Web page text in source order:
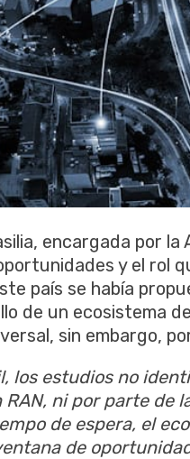
encargada por
y el rol
país se había
de un ecosistema
sin embargo,
los estudios no
RAN, ni por parte de
de espera, el
de